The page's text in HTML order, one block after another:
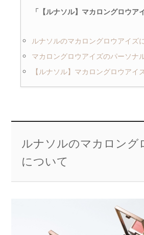
「【ルナソル】マカロングロウア
ルナソルのマカロングロウアイズ
マカロングロウアイズのパーソナ
【ルナソル】マカロングロウアイ
ルナソルのマカロング
について